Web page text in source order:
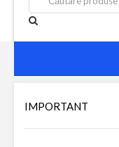
Productie
Contact
IMPORTANT